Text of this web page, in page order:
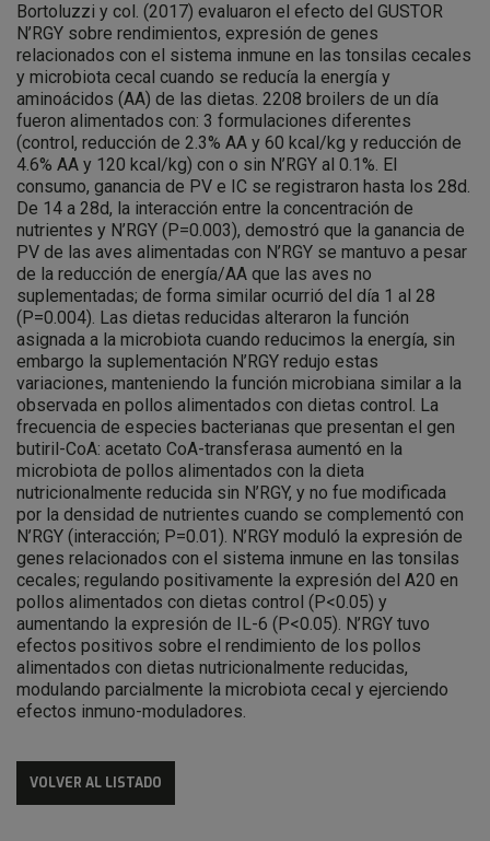
Bortoluzzi y col. (2017) evaluaron el efecto del GUSTOR
N’RGY sobre rendimientos, expresión de genes
relacionados con el sistema inmune en las tonsilas cecales
y microbiota cecal cuando se reducía la energía y
aminoácidos (AA) de las dietas. 2208 broilers de un día
fueron alimentados con: 3 formulaciones diferentes
(control, reducción de 2.3% AA y 60 kcal/kg y reducción de
4.6% AA y 120 kcal/kg) con o sin N’RGY al 0.1%. El
consumo, ganancia de PV e IC se registraron hasta los 28d.
De 14 a 28d, la interacción entre la concentración de
nutrientes y N’RGY (P=0.003), demostró que la ganancia de
PV de las aves alimentadas con N’RGY se mantuvo a pesar
de la reducción de energía/AA que las aves no
suplementadas; de forma similar ocurrió del día 1 al 28
(P=0.004). Las dietas reducidas alteraron la función
asignada a la microbiota cuando reducimos la energía, sin
embargo la suplementación N’RGY redujo estas
variaciones, manteniendo la función microbiana similar a la
observada en pollos alimentados con dietas control. La
frecuencia de especies bacterianas que presentan el gen
butiril-CoA: acetato CoA-transferasa aumentó en la
microbiota de pollos alimentados con la dieta
nutricionalmente reducida sin N’RGY, y no fue modificada
por la densidad de nutrientes cuando se complementó con
N’RGY (interacción; P=0.01). N’RGY moduló la expresión de
genes relacionados con el sistema inmune en las tonsilas
cecales; regulando positivamente la expresión del A20 en
pollos alimentados con dietas control (P<0.05) y
aumentando la expresión de IL-6 (P<0.05). N’RGY tuvo
efectos positivos sobre el rendimiento de los pollos
alimentados con dietas nutricionalmente reducidas,
modulando parcialmente la microbiota cecal y ejerciendo
efectos inmuno-moduladores.
VOLVER AL LISTADO